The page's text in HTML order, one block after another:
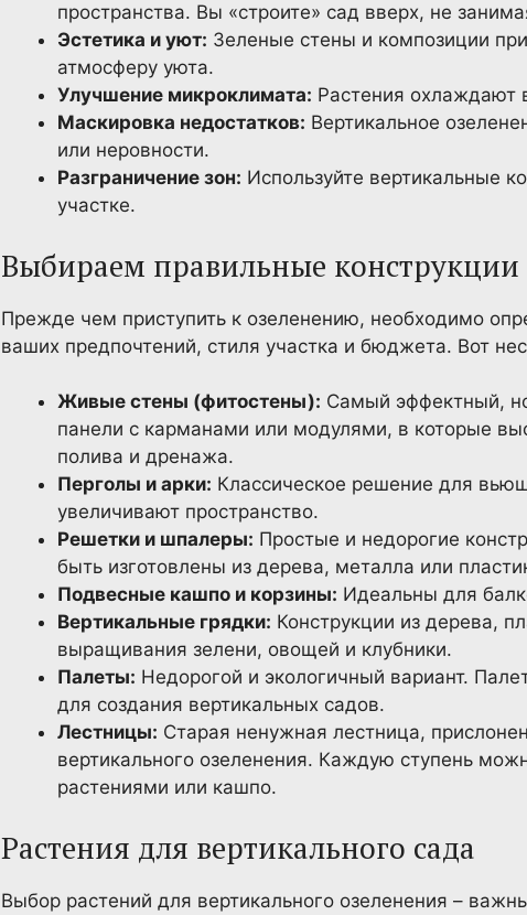
пространства. Вы «строите» сад вверх, не
Эстетика и уют: Зеленые стены и композиции
атмосферу уюта.
Улучшение микроклимата: Растения охлаждают
Маскировка недостатков: Вертикальное
или неровности.
Разграничение зон: Используйте вертикальные
участке.
Выбираем правильные конструкции
Прежде чем приступить к озеленению, необходимо
ваших предпочтений, стиля участка и бюджета. Вот
Живые стены (фитостены): Самый эффектный,
панели с карманами или модулями, в которые
полива и дренажа.
Перголы и арки: Классическое решение для
увеличивают пространство.
Решетки и шпалеры: Простые и недорогие
быть изготовлены из дерева, металла или
Подвесные кашпо и корзины: Идеальны для
Вертикальные грядки: Конструкции из дерева,
выращивания зелени, овощей и клубники.
Палеты: Недорогой и экологичный вариант.
для создания вертикальных садов.
Лестницы: Старая ненужная лестница,
вертикального озеленения. Каждую ступень
растениями или кашпо.
Растения для вертикального сада
Выбор растений для вертикального озеленения –